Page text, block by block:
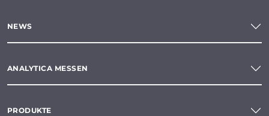
NEWS
ANALYTICA MESSEN
PRODUKTE